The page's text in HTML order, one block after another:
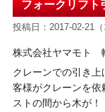
フォークリフト
投稿日：2017-02-21（
株式会社ヤマモト
クレーンでの引き
客様がクレーンを
ストの間から木が！